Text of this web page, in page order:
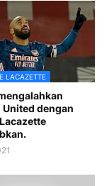
LACAZETTE
dengan